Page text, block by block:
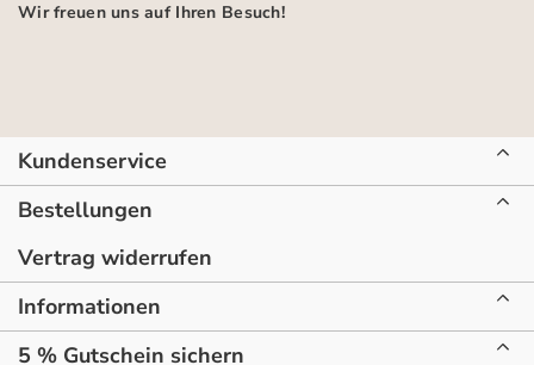
Wir freuen uns auf Ihren Besuch!
Kundenservice
Bestellungen
Vertrag widerrufen
Informationen
5 % Gutschein sichern